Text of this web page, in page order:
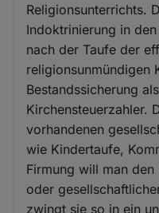
Religionsunterrichts.
Indoktrinierung in
nach der Taufe der
religionsunmündigen
Bestandssicherung
Kirchensteuerzahler.
vorhandenen
wie Kindertaufe,
Firmung will man
oder
zwingt sie so in ein